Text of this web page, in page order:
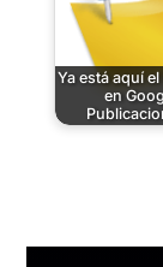
Ya está aquí
en